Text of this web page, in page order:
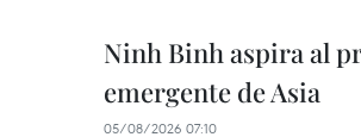
Ninh Binh aspira al
emergente de Asia
05/08/2026 07:10